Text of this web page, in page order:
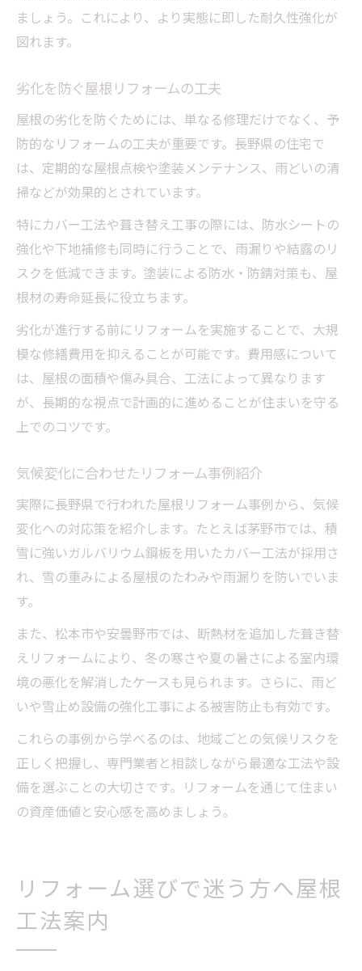
ましょう。これにより、より実態に即した耐久性強化が
図れます。
劣化を防ぐ屋根リフォームの工夫
屋根の劣化を防ぐためには、単なる修理だけでなく、予
防的なリフォームの工夫が重要です。長野県の住宅で
は、定期的な屋根点検や塗装メンテナンス、雨どいの清
掃などが効果的とされています。
特にカバー工法や葺き替え工事の際には、防水シートの
強化や下地補修も同時に行うことで、雨漏りや結露のリ
スクを低減できます。塗装による防水・防錆対策も、屋
根材の寿命延長に役立ちます。
劣化が進行する前にリフォームを実施することで、大規
模な修繕費用を抑えることが可能です。費用感について
は、屋根の面積や傷み具合、工法によって異なります
が、長期的な視点で計画的に進めることが住まいを守る
上でのコツです。
気候変化に合わせたリフォーム事例紹介
実際に長野県で行われた屋根リフォーム事例から、気候
変化への対応策を紹介します。たとえば茅野市では、積
雪に強いガルバリウム鋼板を用いたカバー工法が採用さ
れ、雪の重みによる屋根のたわみや雨漏りを防いでいま
す。
また、松本市や安曇野市では、断熱材を追加した葺き替
えリフォームにより、冬の寒さや夏の暑さによる室内環
境の悪化を解消したケースも見られます。さらに、雨ど
いや雪止め設備の強化工事による被害防止も有効です。
これらの事例から学べるのは、地域ごとの気候リスクを
正しく把握し、専門業者と相談しながら最適な工法や設
備を選ぶことの大切さです。リフォームを通じて住まい
の資産価値と安心感を高めましょう。
リフォーム選びで迷う方へ屋根
工法案内